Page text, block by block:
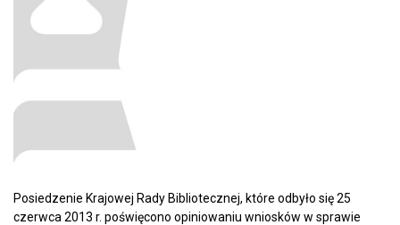
Posiedzenie Krajowej Rady Bibliotecznej, które odbyło się 25
czerwca 2013 r. poświęcono opiniowaniu wniosków w sprawie